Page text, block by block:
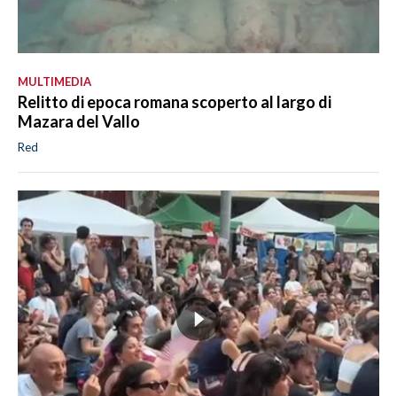
MULTIMEDIA
Relitto di epoca romana scoperto al largo di
Mazara del Vallo
Red